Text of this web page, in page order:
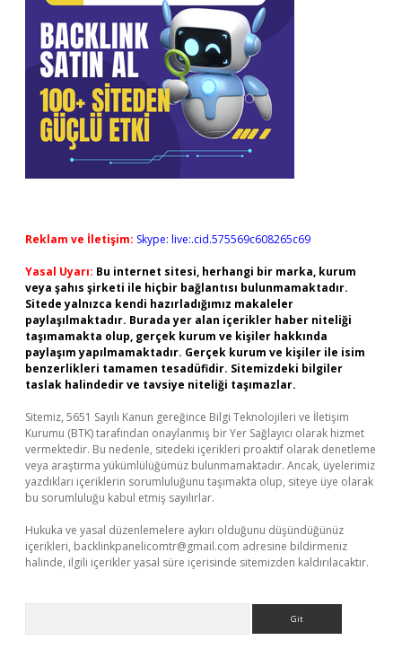
Reklam ve İletişim: Skype: live:.cid.575569c608265c69
Yasal Uyarı: Bu internet sitesi, herhangi bir marka, kurum
veya şahıs şirketi ile hiçbir bağlantısı bulunmamaktadır.
Sitede yalnızca kendi hazırladığımız makaleler
paylaşılmaktadır. Burada yer alan içerikler haber niteliği
taşımamakta olup, gerçek kurum ve kişiler hakkında
paylaşım yapılmamaktadır. Gerçek kurum ve kişiler ile isim
benzerlikleri tamamen tesadüfidir. Sitemizdeki bilgiler
taslak halindedir ve tavsiye niteliği taşımazlar.
Sitemiz, 5651 Sayılı Kanun gereğince Bilgi Teknolojileri ve İletişim
Kurumu (BTK) tarafından onaylanmış bir Yer Sağlayıcı olarak hizmet
vermektedir. Bu nedenle, sitedeki içerikleri proaktif olarak denetleme
veya araştırma yükümlülüğümüz bulunmamaktadır. Ancak, üyelerimiz
yazdıkları içeriklerin sorumluluğunu taşımakta olup, siteye üye olarak
bu sorumluluğu kabul etmiş sayılırlar.
Hukuka ve yasal düzenlemelere aykırı olduğunu düşündüğünüz
içerikleri, backlinkpanelicomtr@gmail.com adresine bildirmeniz
halinde, ilgili içerikler yasal süre içerisinde sitemizden kaldırılacaktır.